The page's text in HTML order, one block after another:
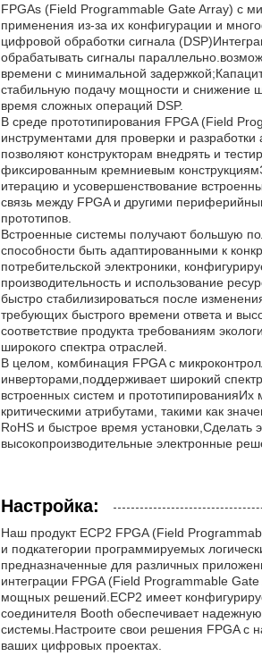
FPGAs (Field Programmable Gate Array) с
применения из-за их конфигурации и
цифровой обработки сигнала
обрабатывать сигналы
времени с минимальной
стабильную подачу мощности и снижение
время сложных операций DSP.
В среде прототипирования FPGA (Field
инструментами для проверки и
позволяют конструкторам внедрять и
фиксированным кремниевым
итерацию и усовершенствование
связь между FPGA и другими
прототипов.
Встроенные системы получают большую
способности быть адаптированными к
потребительской электроники,
производительность и использование
быстро стабилизироваться после
требующих быстрого времени ответа и
соответствие продукта требованиям
широкого спектра отраслей.
В целом, комбинация FPGA с
инверторами,поддерживает широкий
встроенных систем и
критическими атрибутами, такими как
RoHS и быстрое время установки,Сделать
высокопроизводительные электронные
Настройка:
Наш продукт ECP2 FPGA (Field
и подкатегории программируемых
предназначенные для различных
интеграции FPGA (Field Programmable
мощных решений.ECP2 имеет
соединителя Booth обеспечивает
системы.Настроите свои решения FPGA с
ваших цифровых проектах.